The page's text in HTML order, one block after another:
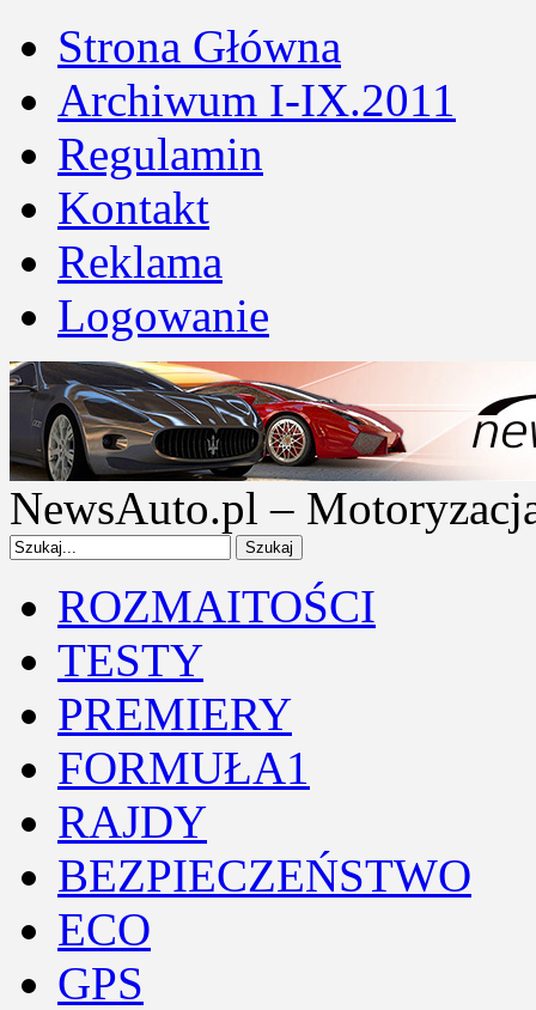
Strona Główna
Archiwum I-IX.2011
Regulamin
Kontakt
Reklama
Logowanie
NewsAuto.pl –
ROZMAITOŚCI
TESTY
PREMIERY
FORMUŁA1
RAJDY
BEZPIECZEŃSTWO
ECO
GPS